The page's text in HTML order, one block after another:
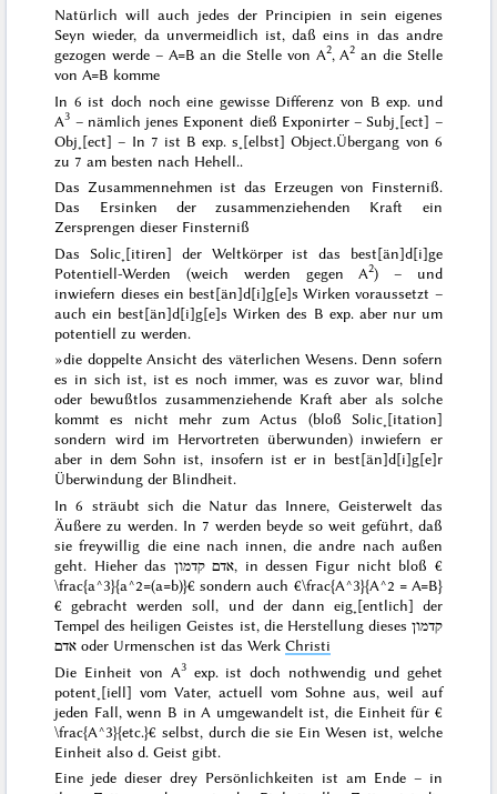
Natürlich will auch jedes der Principien in sein eigenes
Seyn wieder, da unvermeidlich ist, daß eins in das andre
gezogen werde – A=B an die Stelle von A2, A2 an die Stelle
von A=B komme
In 6 ist doch noch eine gewisse Differenz von B exp. und
A3 – nämlich jenes Exponent dieß Exponirter – Subj˖[ect] –
Obj˖[ect] – In 7 ist B exp. s˖[elbst] Object.Übergang von 6
zu 7 am besten nach Hehell..
Das Zusammennehmen ist das Erzeugen von Finsterniß.
Das Ersinken der zusammenziehenden Kraft ein
Zersprengen dieser Finsterniß
Das Solic˖[itiren] der Weltkörper ist das best[än]d[i]ge
Potentiell-Werden (weich werden gegen A2) – und
inwiefern dieses ein best[än]d[i]g[e]s Wirken voraussetzt –
auch ein best[än]d[i]g[e]s Wirken des B exp. aber nur um
potentiell zu werden.
»die doppelte Ansicht des väterlichen Wesens. Denn sofern
es in sich ist, ist es noch immer, was es zuvor war, blind
oder bewußtlos zusammenziehende Kraft aber als solche
kommt es nicht mehrzum Actus (bloß Solic˖[itation]
sondern wird im Hervortreten überwunden) inwiefern er
aber in dem Sohn ist, insofern ist er in best[än]d[i]g[e]r
Überwindung der Blindheit.
In 6 sträubt sich die Natur das Innere, Geisterwelt das
Äußere zu werden. In 7 werden beyde so weit geführt, daß
sie freywillig die eine nach innen, die andre nach außen
geht. Hieher das אדם קדמון, in dessen Figur nicht bloß €
\frac{a^3}{a^2=(a=b)}€ sondern auch €\frac{A^3}{A^2 = A=B}
€ gebracht werden soll, und der dann eig˖[entlich] der
Tempel des heiligen Geistes ist, die Herstellungdieses קדמון
אדם oder Urmenschen ist das WerkChristi
Die Einheit von A3exp. ist doch nothwendig und gehet
potent˖[iell] vom Vater, actuell vom Sohne aus, weil auf
jeden Fall, wenn B in A umgewandelt ist, die Einheit für €
\frac{A^3}{etc.}€ selbst, durch die sie Ein Wesen ist, welche
Einheit also d. Geist gibt.
Eine jede dieser drey Persönlichkeiten ist am Ende – in